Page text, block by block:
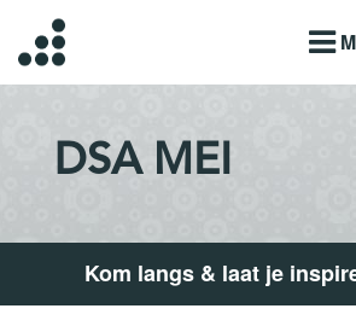
DSA MEI
Kom langs & laat je